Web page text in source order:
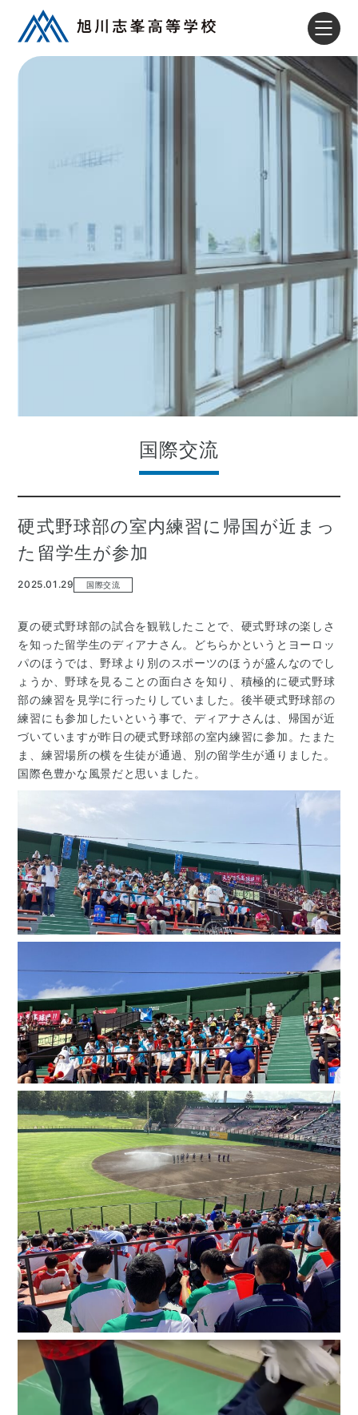
国際交流
硬式野球部の室内練習に帰国が近まっ
た留学生が参加
2025.01.29 国際交流
夏の硬式野球部の試合を観戦したことで、硬式野球の楽しさ
を知った留学生のディアナさん。どちらかというとヨーロッ
パのほうでは、野球より別のスポーツのほうが盛んなのでし
ょうか、野球を見ることの面白さを知り、積極的に硬式野球
部の練習を見学に行ったりしていました。後半硬式野球部の
練習にも参加したいという事で、ディアナさんは、帰国が近
づいていますが昨日の硬式野球部の室内練習に参加。たまた
ま、練習場所の横を生徒が通過、別の留学生が通りました。
国際色豊かな風景だと思いました。